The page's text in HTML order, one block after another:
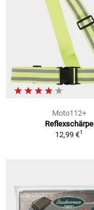
Moto112+
Reflexschärpe
12,99 €1